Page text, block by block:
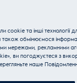
та інші технології
також обмінюємося
мережами, рекламними
ви погоджуєтеся з
наше